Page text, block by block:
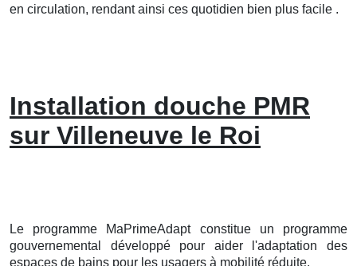
en circulation, rendant ainsi ces quotidien bien plus facile .
Installation douche PMR
sur Villeneuve le Roi
Le programme MaPrimeAdapt constitue un programme
gouvernemental développé pour aider l'adaptation des
espaces de bains pour les usagers à mobilité réduite.